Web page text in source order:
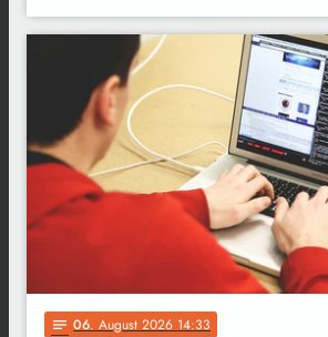
notes 06. August 2026 14:33